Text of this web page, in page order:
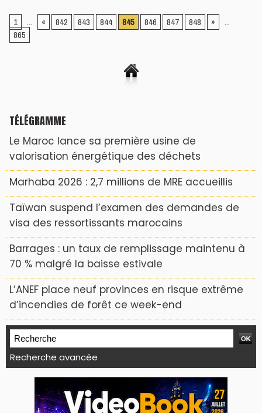
1 ... « 842 843 844 845 846 847 848 »
...
865
TÉLÉGRAMME
Le Maroc lance sa première usine de
valorisation énergétique des déchets
Marhaba 2026 : 2,7 millions de MRE accueillis
Taïwan suspend l’examen des demandes de
visa des ressortissants marocains
Barrages : un taux de remplissage maintenu à
70 % malgré la baisse estivale
L’ANEF place neuf provinces en risque extrême
d’incendies de forêt ce week-end
Recherche avancée